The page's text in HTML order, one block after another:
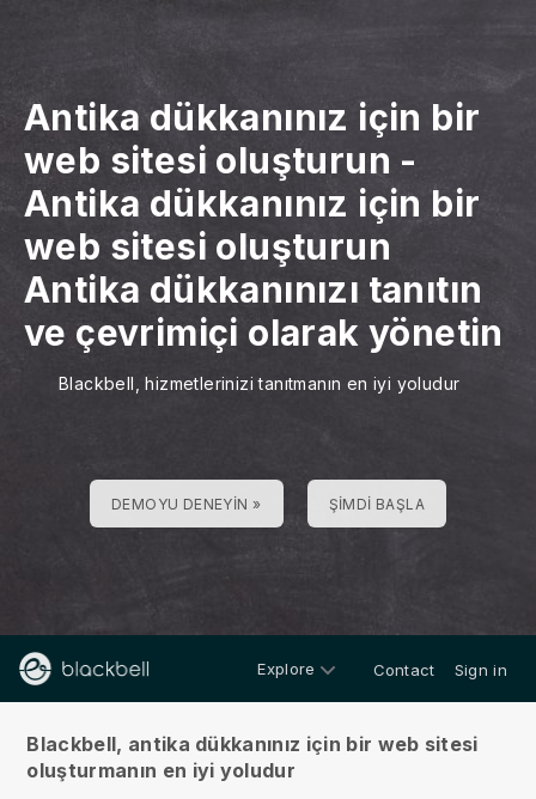
Antika dükkanınız için bir
web sitesi oluşturun -
Antika dükkanınız için bir
web sitesi oluşturun
Antika dükkanınızı tanıtın
ve çevrimiçi olarak yönetin
Blackbell, hizmetlerinizi tanıtmanın en iyi yoludur
DEMOYU DENEYIN » ŞIMDI BAŞLA
Explore Contact Sign in
Blackbell, antika dükkanınız için bir web sitesi
oluşturmanın en iyi yoludur